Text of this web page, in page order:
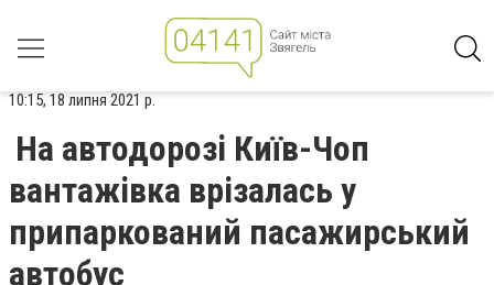
10:15, 18 липня 2021 р.
На автодорозі Київ-Чоп
вантажівка врізалась у
припаркований пасажирський
автобус